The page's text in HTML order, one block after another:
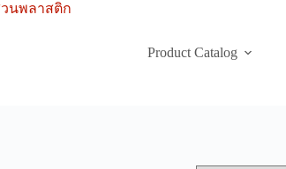
Product Catalog